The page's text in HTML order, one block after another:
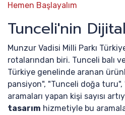
Hemen Başlayalım
Tunceli'nin
Munzur Vadisi Milli Parkı
rotalarından biri. Tunceli balı
Türkiye genelinde aranan
pansiyon", "Tunceli doğa
aramaları yapan kişi sayısı
tasarım hizmetiyle bu